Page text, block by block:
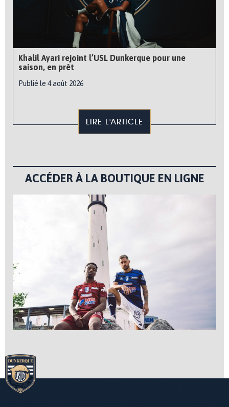
Khalil Ayari rejoint l’USL Dunkerque pour une
saison, en prêt
Publié le 4 août 2026
LIRE L'ARTICLE
ACCÉDER À LA BOUTIQUE EN LIGNE